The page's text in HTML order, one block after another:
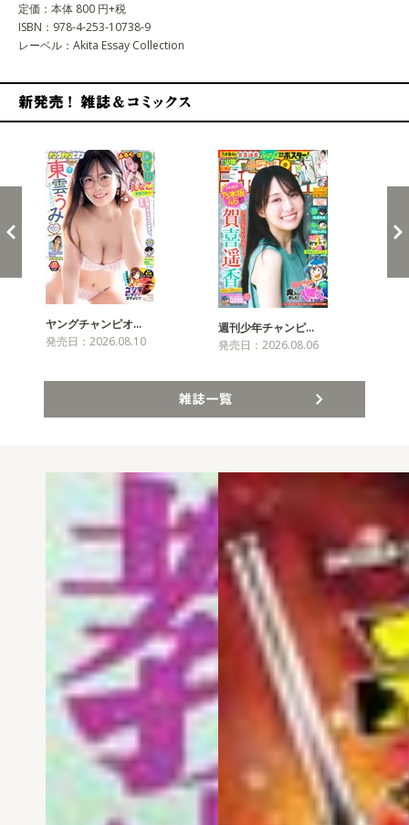
定価：本体 800 円+税
ISBN：978-4-253-10738-9
レーベル：Akita Essay Collection
ヤングチャンピオ…
発売日：2026.08.10
週刊少年チャンピ…
発売日：2026.08.06